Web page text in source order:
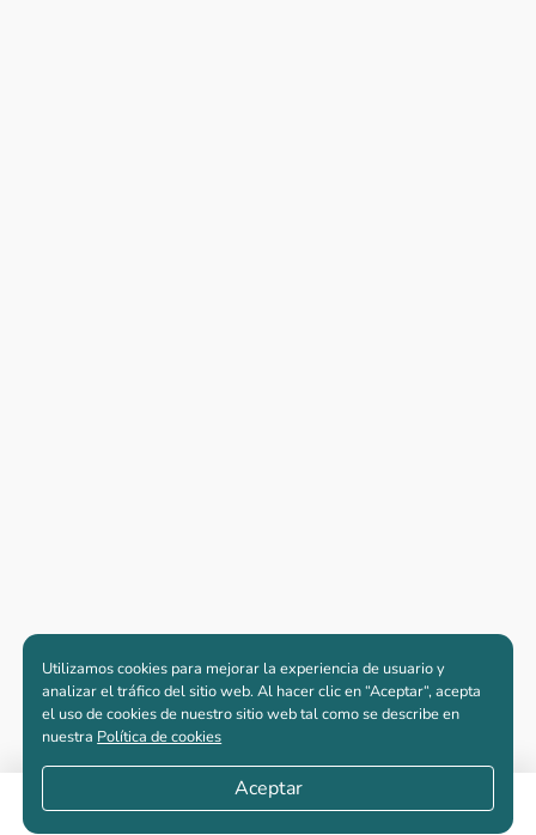
Apartamentos nuevos
Utilizamos cookies para mejorar la experiencia de usuario y
analizar el tráfico del sitio web. Al hacer clic en “Aceptar“, acepta
el uso de cookies de nuestro sitio web tal como se describe en
nuestra Política de cookies
Aceptar